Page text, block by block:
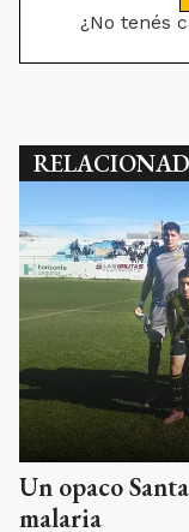
¿No tenés
Un opaco
malaria